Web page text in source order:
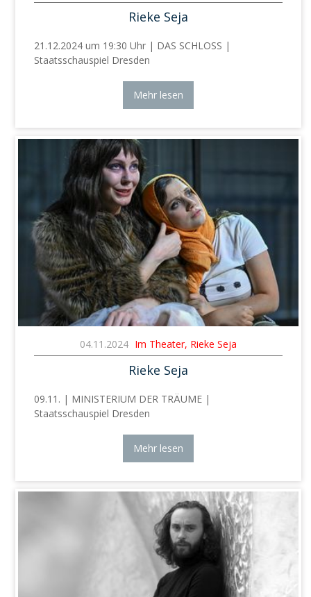
Rieke Seja
21.12.2024 um 19:30 Uhr | DAS SCHLOSS |
Staatsschauspiel Dresden
Mehr lesen
04.11.2024 Im Theater, Rieke Seja
Rieke Seja
09.11. | MINISTERIUM DER TRÄUME |
Staatsschauspiel Dresden
Mehr lesen